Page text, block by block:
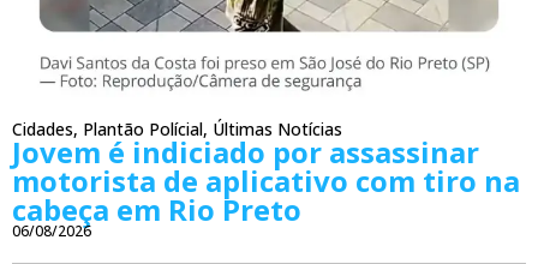
Cidades, Plantão Polícial, Últimas Notícias
Jovem é indiciado por assassinar
motorista de aplicativo com tiro na
cabeça em Rio Preto
06/08/2026